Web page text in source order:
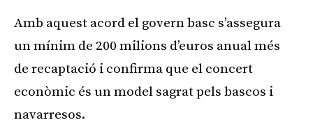
Amb aquest acord el govern basc s’assegura
un mínim de 200 milions d’euros anual més
de recaptació i confirma que el concert
econòmic és un model sagrat pels bascos i
navarresos.